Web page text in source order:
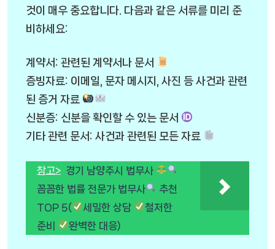
것이 매우 중요합니다. 다음과 같은 서류를 미리 준
비하세요:
계약서: 관련된 계약서나 문서
증빙자료: 이메일, 문자 메시지, 사진 등 사건과 관련
된 증거 자료
신분증: 신분을 확인할 수 있는 문서
기타 관련 문서: 사건과 관련된 모든 자료
참고> 경기 남양주시 법무사
꼼꼼한 법률 전문가 법무사
추천
TOP 5(
세밀한 상담
철저한
준비
완벽한 대응)